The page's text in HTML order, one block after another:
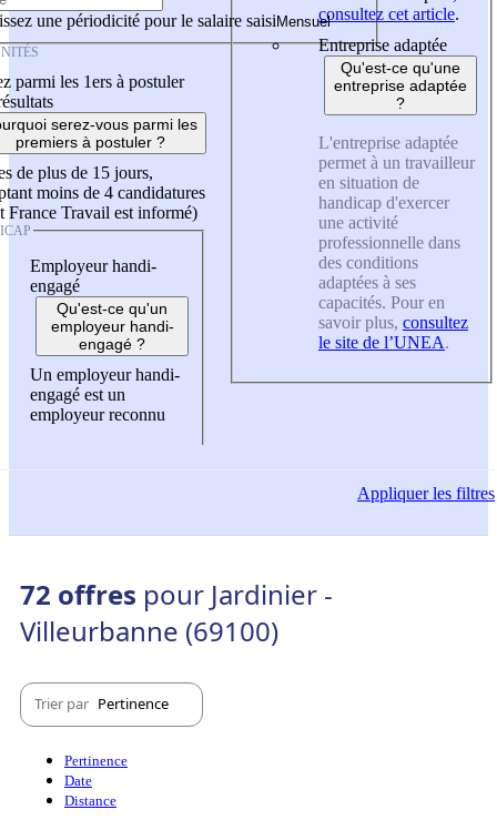
une périodicité pour le salaire saisi
parmi les 1ers à postuler
serez-vous parmi les
premiers à postuler ?
de plus de 15 jours,
moins de 4 candidatures
France Travail est informé)
Employeur handi-
engagé
Qu'est-ce qu'un
employeur handi-
engagé ?
Un employeur handi-
engagé est un
employeur reconnu
consultez cet article.
Entreprise adaptée
Qu'est-ce qu'une
entreprise adaptée
?
L'entreprise adaptée
permet à un travailleur
en situation de
handicap d'exercer
une activité
professionnelle dans
des conditions
adaptées à ses
capacités. Pour en
savoir plus, consultez
le site de l’UNEA.
Appliquerles filtres
72 offres pour Jardinier -
Villeurbanne (69100)
Trier par Pertinence
Pertinence
Date
Distance